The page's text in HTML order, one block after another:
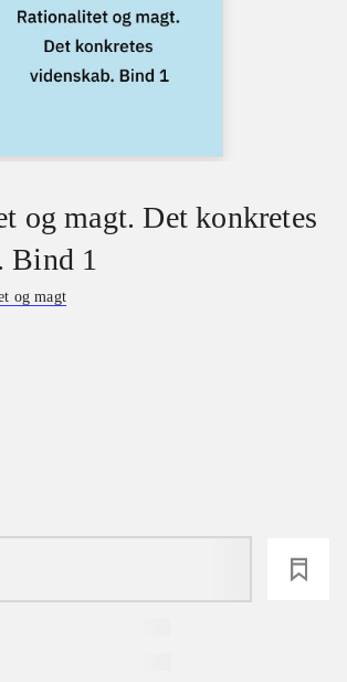
og magt. Det konkretes
Bind 1
og magt